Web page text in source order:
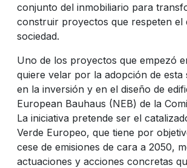
conjunto del inmobiliario para
construir proyectos que respeten el
sociedad.
Uno de los proyectos que empezó
quiere velar por la adopción de esta
en la inversión y en el diseño de
European Bauhaus (NEB) de la
La iniciativa pretende ser el
Verde Europeo, que tiene por
cese de emisiones de cara a 2050,
actuaciones y acciones concretas